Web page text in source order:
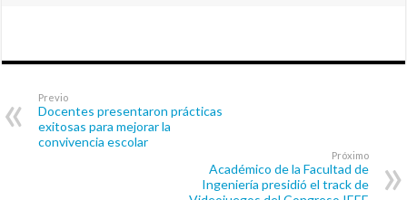
Previo
Docentes presentaron prácticas
exitosas para mejorar la
convivencia escolar
Próximo
Académico de la Facultad de
Ingeniería presidió el track de